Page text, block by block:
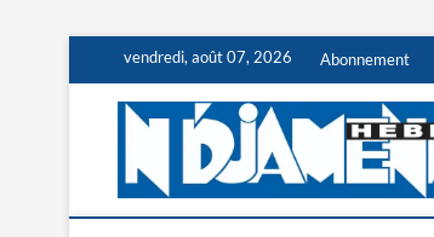
content
vendredi, août 07, 2026 Abonnement